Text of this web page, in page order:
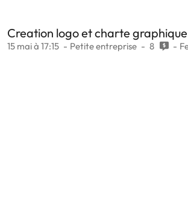
Creation logo et charte graphique
15 mai à 17:15 Petite entreprise 8